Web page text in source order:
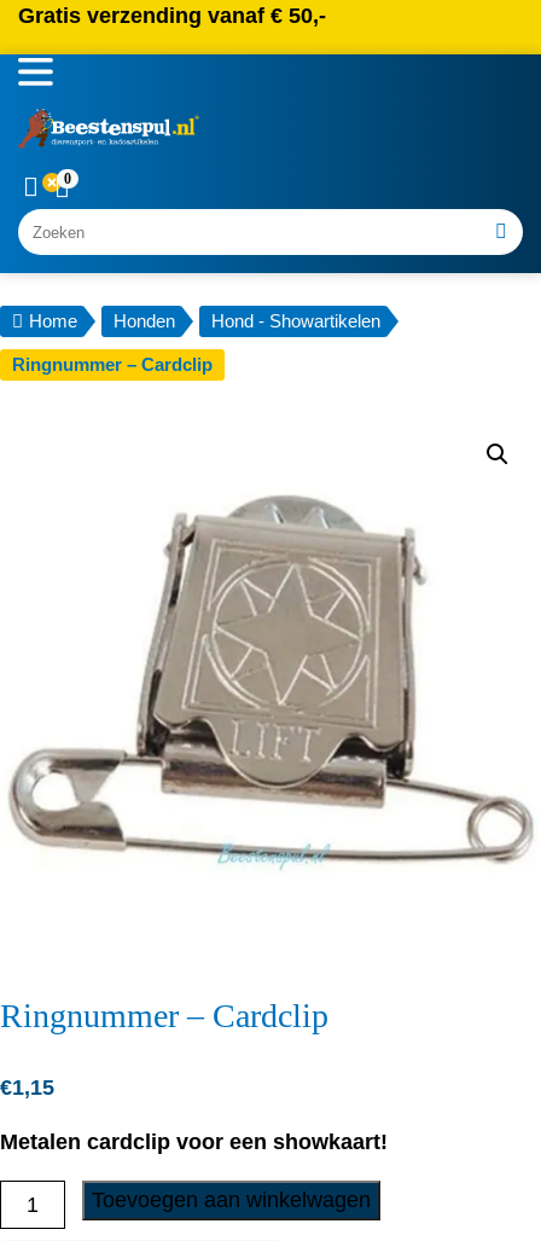
Gratis verzending vanaf € 50,-
0
Zoeken
Home Honden Hond - Showartikelen
Ringnummer – Cardclip
Ringnummer – Cardclip
€1,15
Metalen cardclip voor een showkaart!
Ringnummer
-
Toevoegen aan winkelwagen